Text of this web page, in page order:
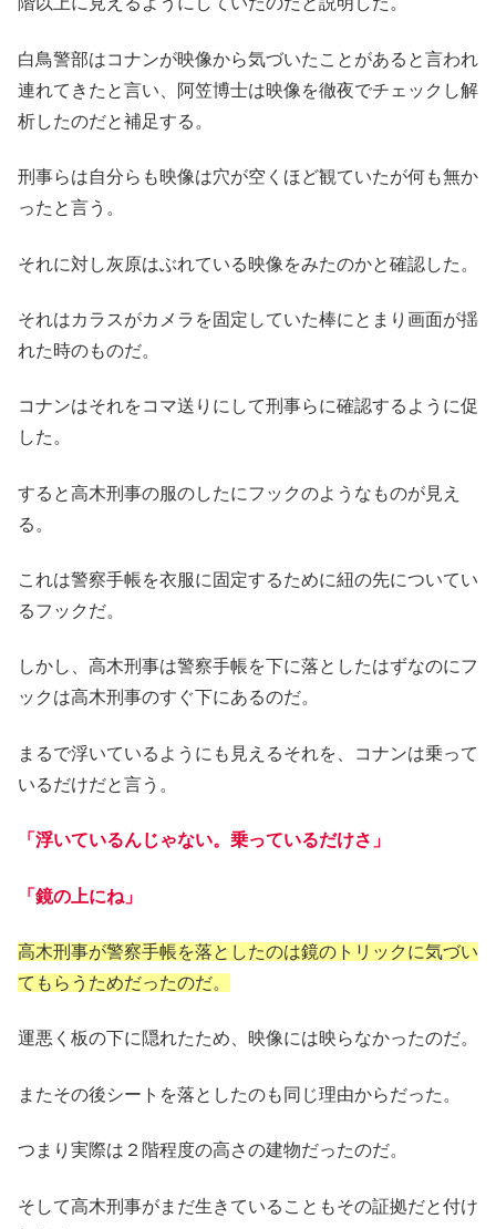
白鳥警部はコナンが映像から気づいたことがあると言われ
連れてきたと言い、阿笠博士は映像を徹夜でチェックし解
析したのだと補足する。
刑事らは自分らも映像は穴が空くほど観ていたが何も無か
ったと言う。
それに対し灰原はぶれている映像をみたのかと確認した。
それはカラスがカメラを固定していた棒にとまり画面が揺
れた時のものだ。
コナンはそれをコマ送りにして刑事らに確認するように促
した。
すると高木刑事の服のしたにフックのようなものが見え
る。
これは警察手帳を衣服に固定するために紐の先についてい
るフックだ。
しかし、高木刑事は警察手帳を下に落としたはずなのにフ
ックは高木刑事のすぐ下にあるのだ。
まるで浮いているようにも見えるそれを、コナンは乗って
いるだけだと言う。
「浮いているんじゃない。乗っているだけさ」
「鏡の上にね」
高木刑事が警察手帳を落としたのは鏡のトリックに気づい
てもらうためだったのだ。
運悪く板の下に隠れたため、映像には映らなかったのだ。
またその後シートを落としたのも同じ理由からだった。
つまり実際は２階程度の高さの建物だったのだ。
そして高木刑事がまだ生きていることもその証拠だと付け